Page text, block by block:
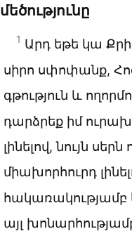
մեծությունը
1 Արդ եթե կա
սիրո սփոփանք,
գթություն և
դարձրեք իմ
լինելով, նույն
միախորհուրդ
հակառակությամբ
այլ